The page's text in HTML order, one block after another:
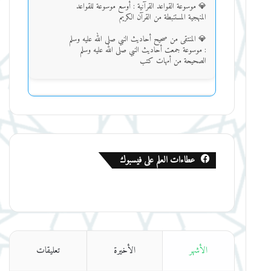
💎 موسوعة القواعد القرآنية : أوسع موسوعة للقواعد
المنهجية المستنبطة من القرآن الكريم
💎 المنتقى من صحيح أحاديث النبي صلى الله عليه وسلم
: موسوعة جمعت أحاديث النبي صلى الله عليه وسلم
الصحيحة من أمهات كتب
عطاءات العلم على فيسبوك
الأشهر الأخيرة تعليقات